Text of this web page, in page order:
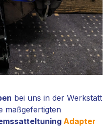
bei uns in der Werkstatt
maßgefertigten
Adapter